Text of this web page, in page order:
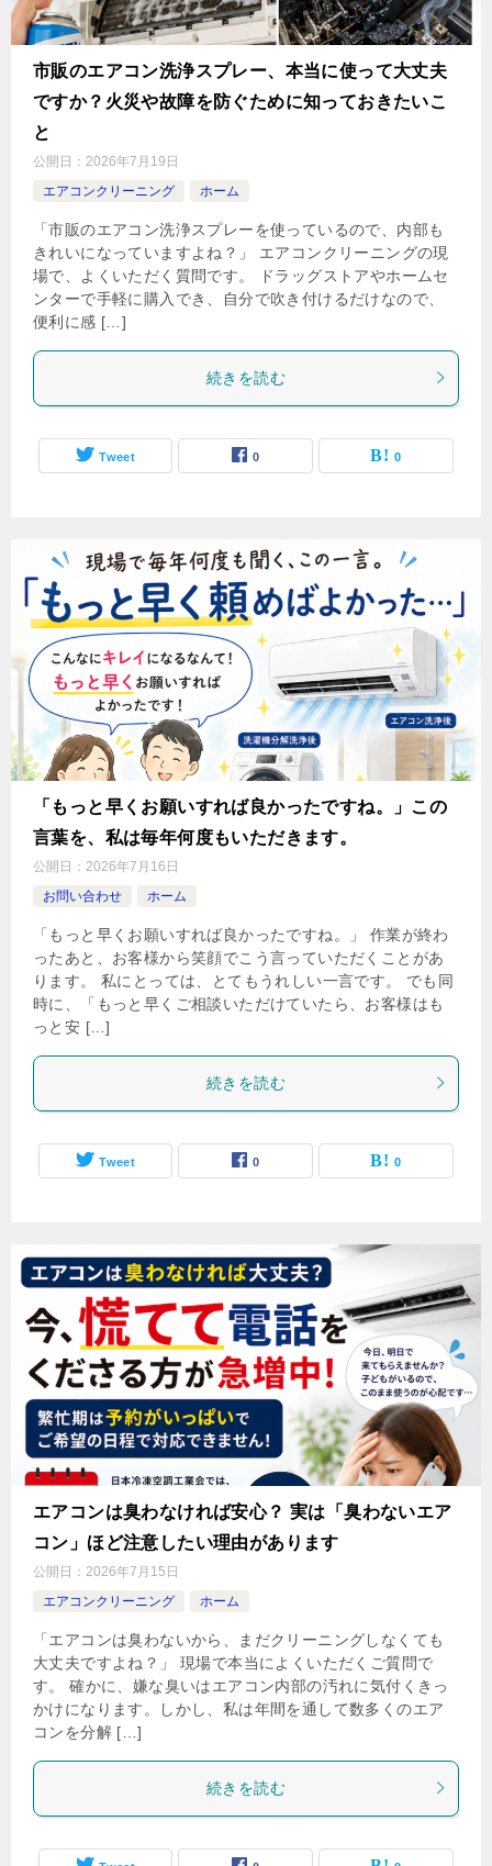
市販のエアコン洗浄スプレー、本当に使って大丈夫
ですか？火災や故障を防ぐために知っておきたいこ
と
公開日： 2026年7月19日
エアコンクリーニング
ホーム
「市販のエアコン洗浄スプレーを使っているので、内部も
きれいになっていますよね？」 エアコンクリーニングの現
場で、よくいただく質問です。 ドラッグストアやホームセ
ンターで手軽に購入でき、自分で吹き付けるだけなので、
便利に感 […]
続きを読む
Tweet 0 0
「もっと早くお願いすれば良かったですね。」この
言葉を、私は毎年何度もいただきます。
公開日： 2026年7月16日
お問い合わせ
ホーム
「もっと早くお願いすれば良かったですね。」 作業が終わ
ったあと、お客様から笑顔でこう言っていただくことがあ
ります。 私にとっては、とてもうれしい一言です。 でも同
時に、「もっと早くご相談いただけていたら、お客様はも
っと安 […]
続きを読む
Tweet 0 0
エアコンは臭わなければ安心？ 実は「臭わないエア
コン」ほど注意したい理由があります
公開日： 2026年7月15日
エアコンクリーニング
ホーム
「エアコンは臭わないから、まだクリーニングしなくても
大丈夫ですよね？」 現場で本当によくいただくご質問で
す。 確かに、嫌な臭いはエアコン内部の汚れに気付くきっ
かけになります。しかし、私は年間を通して数多くのエア
コンを分解 […]
続きを読む